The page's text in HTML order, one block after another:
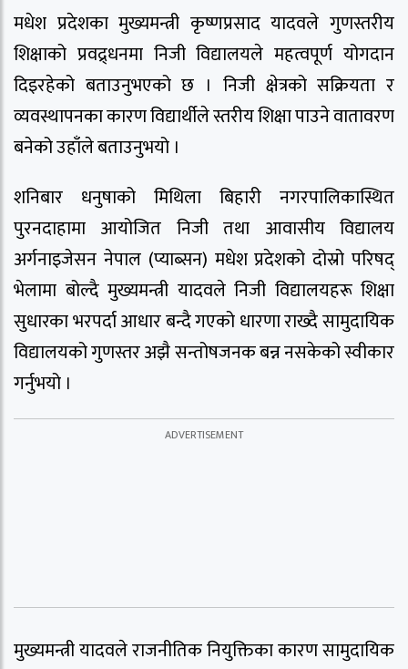
मधेश प्रदेशका मुख्यमन्त्री कृष्णप्रसाद यादवले गुणस्तरीय
शिक्षाको प्रवद्र्धनमा निजी विद्यालयले महत्वपूर्ण योगदान
दिइरहेको बताउनुभएको छ । निजी क्षेत्रको सक्रियता र
व्यवस्थापनका कारण विद्यार्थीले स्तरीय शिक्षा पाउने वातावरण
बनेको उहाँले बताउनुभयो ।
शनिबार धनुषाको मिथिला बिहारी नगरपालिकास्थित
पुरनदाहामा आयोजित निजी तथा आवासीय विद्यालय
अर्गनाइजेसन नेपाल (प्याब्सन) मधेश प्रदेशको दोस्रो परिषद्
भेलामा बोल्दै मुख्यमन्त्री यादवले निजी विद्यालयहरू शिक्षा
सुधारका भरपर्दा आधार बन्दै गएको धारणा राख्दै सामुदायिक
विद्यालयको गुणस्तर अझै सन्तोषजनक बन्न नसकेको स्वीकार
गर्नुभयो ।
मुख्यमन्त्री यादवले राजनीतिक नियुक्तिका कारण सामुदायिक